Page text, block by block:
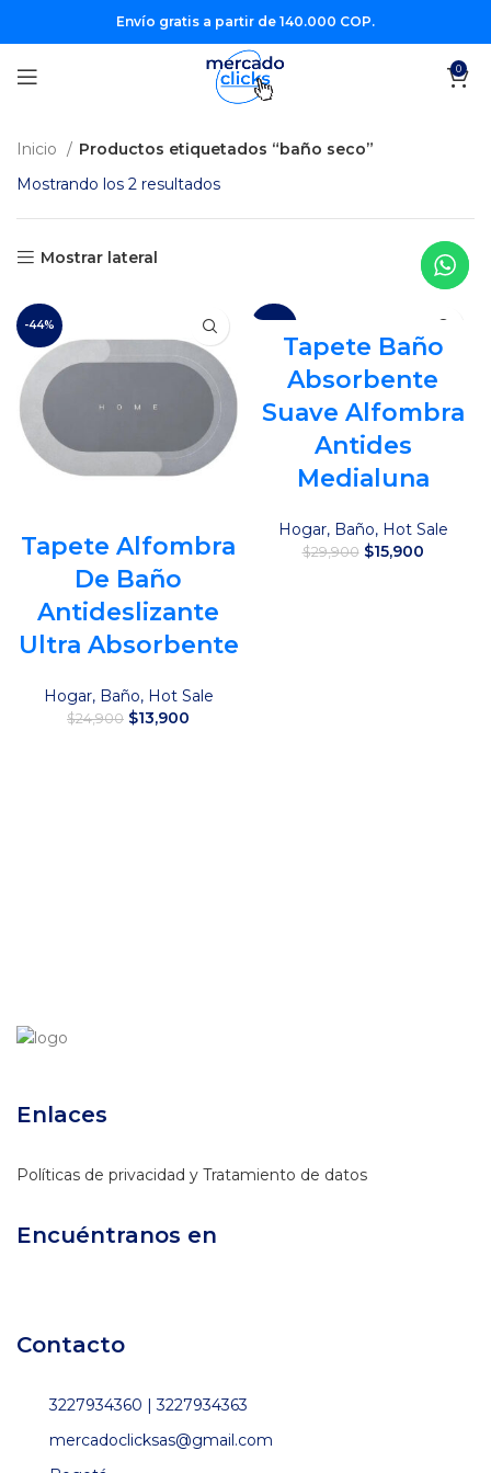
Envío gratis a partir de 140.000 COP.
0
Inicio
Productos etiquetados “baño seco”
Mostrando los 2 resultados
Mostrar lateral
-44%
Tapete Alfombra
De Baño
Antideslizante
Ultra Absorbente
Hogar, Baño, Hot Sale
$24,900 El
$13,900
-47%
Tapete Baño
Absorbente
Suave Alfombra
Antides
Medialuna
Hogar, Baño, Hot Sale
$29,900 El
$15,900El
Enlaces
Políticas de privacidad y Tratamiento de datos
Encuéntranos en
Contacto
3227934360 | 3227934363
mercadoclicksas@gmail.com